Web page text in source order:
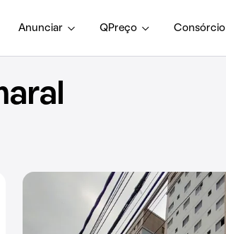
Anunciar QPreço Consórcio